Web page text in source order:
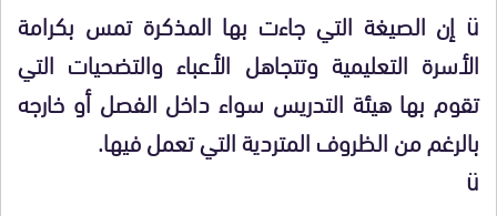
ü إن الصيغة التي جاءت بها المذكرة تمس بكرامة
الأسرة التعليمية وتتجاهل الأعباء والتضحيات التي
تقوم بها هيئة التدريس سواء داخل الفصل أو خارجه
بالرغم من الظروف المتردية التي تعمل فيها.
ü